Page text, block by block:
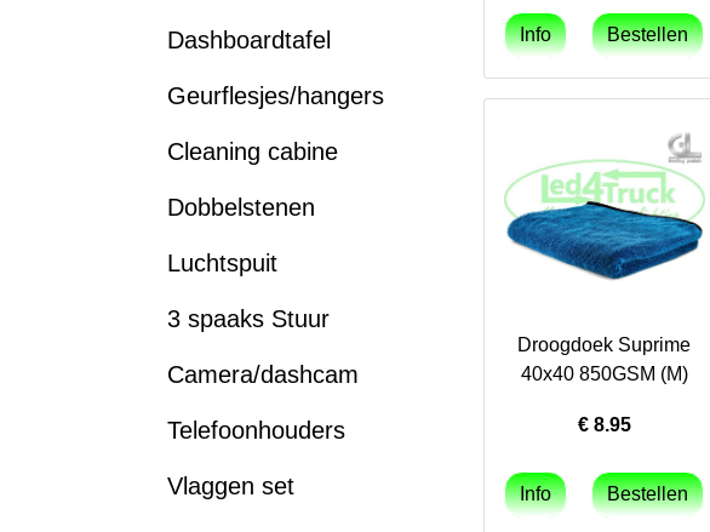
Dashboardtafel
Geurflesjes/hangers
Cleaning cabine
Dobbelstenen
Luchtspuit
3 spaaks Stuur
Camera/dashcam
Telefoonhouders
Vlaggen set
Droogdoek Suprime
40x40 850GSM (M)
€ 8.95